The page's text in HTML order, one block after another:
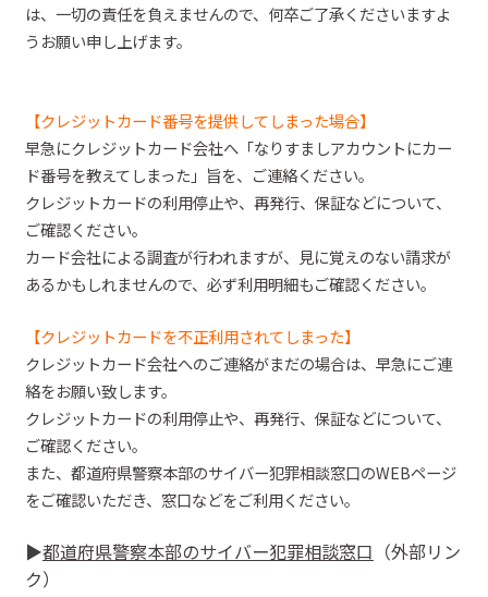
は、一切の責任を負えませんので、 何卒ご了承くださいますよ
うお願い申し上げます。
【クレジットカード番号を提供してしまった場合】
早急にクレジットカード会社へ「なりすましアカウントにカー
ド番号を教えてしまった」旨を、ご連絡ください。
クレジットカードの利用停止や、再発行、保証などについて、
ご確認ください。
カード会社による調査が行われますが、見に覚えのない請求が
あるかもしれませんので、必ず利用明細もご確認ください。
【クレジットカードを不正利用されてしまった】
クレジットカード会社へのご連絡がまだの場合は、早急にご連
絡をお願い致します。
クレジットカードの利用停止や、再発行、保証などについて、
ご確認ください。
また、都道府県警察本部のサイバー犯罪相談窓口のWEBページ
をご確認いただき、窓口などをご利用ください。
▶︎都道府県警察本部のサイバー犯罪相談窓口 （外部リン
ク）